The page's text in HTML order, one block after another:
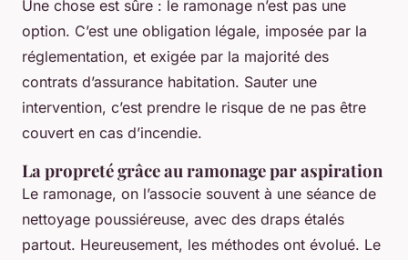
Une chose est sûre : le ramonage n’est pas une
option. C’est une obligation légale, imposée par la
réglementation, et exigée par la majorité des
contrats d’assurance habitation. Sauter une
intervention, c’est prendre le risque de ne pas être
couvert en cas d’incendie.
La propreté grâce au ramonage par aspiration
Le ramonage, on l’associe souvent à une séance de
nettoyage poussiéreuse, avec des draps étalés
partout. Heureusement, les méthodes ont évolué. Le